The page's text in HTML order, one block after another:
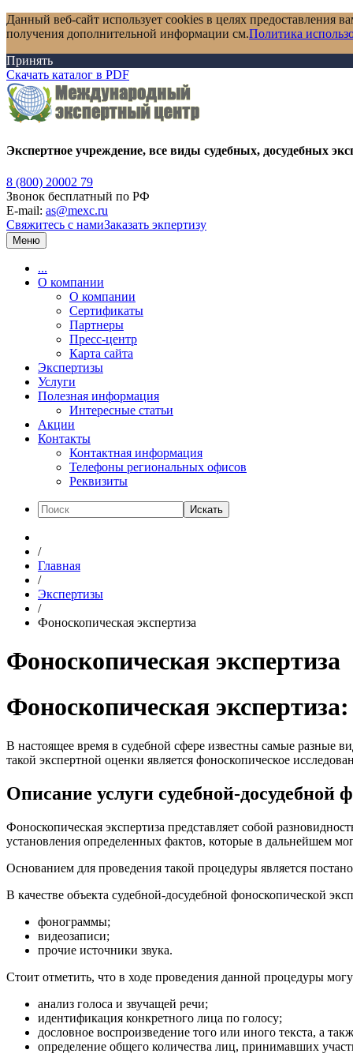
Данный веб-сайт использует cookies в целях предоставления
получения дополнительной информации см.Политика
Принять
Скачать каталог в PDF
Экспертное учреждение, все виды судебных, досудебных
8 (800) 20002 79
Звонок бесплатный по РФ
E-mail: as@mexc.ru
Свяжитесь с намиЗаказать экпертизу
Меню
...
О компании
О компании
Сертификаты
Партнеры
Пресс-центр
Карта сайта
Экспертизы
Услуги
Полезная информация
Интересные статьи
Акции
Контакты
Контактная информация
Телефоны региональных офисов
Реквизиты
Искать
/
Главная
/
Экспертизы
/
Фоноскопическая экспертиза
Фоноскопическая экспертиза
Фоноскопическая
В настоящее время в судебной сфере известны самые разные
такой экспертной оценки является фоноскопическое
Описание услуги судебной-досудебной
Фоноскопическая экспертиза представляет собой
установления определенных фактов, которые в дальнейшем
Основанием для проведения такой процедуры является
В качестве объекта судебной-досудебной фоноскопической
фонограммы;
видеозаписи;
прочие источники звука.
Стоит отметить, что в ходе проведения данной процедуры
анализ голоса и звучащей речи;
идентификация конкретного лица по голосу;
дословное воспроизведение того или иного текста, а
определение общего количества лиц, принимавших